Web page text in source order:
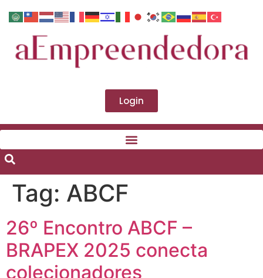
Login
Tag: ABCF
26º Encontro ABCF –
BRAPEX 2025 conecta
colecionadores